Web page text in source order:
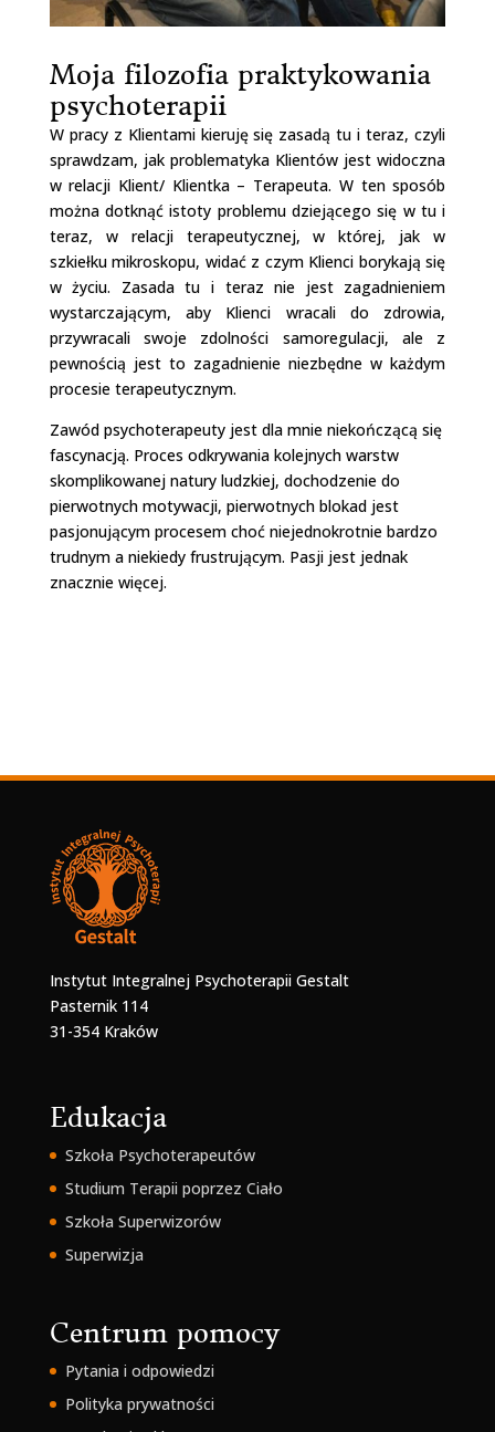
Moja filozofia praktykowania
psychoterapii
W pracy z Klientami kieruję się zasadą tu i teraz, czyli
sprawdzam, jak problematyka Klientów jest widoczna
w relacji Klient/ Klientka – Terapeuta. W ten sposób
można dotknąć istoty problemu dziejącego się w tu i
teraz, w relacji terapeutycznej, w której, jak w
szkiełku mikroskopu, widać z czym Klienci borykają się
w życiu. Zasada tu i teraz nie jest zagadnieniem
wystarczającym, aby Klienci wracali do zdrowia,
przywracali swoje zdolności samoregulacji, ale z
pewnością jest to zagadnienie niezbędne w każdym
procesie terapeutycznym.
Zawód psychoterapeuty jest dla mnie niekończącą się
fascynacją. Proces odkrywania kolejnych warstw
skomplikowanej natury ludzkiej, dochodzenie do
pierwotnych motywacji, pierwotnych blokad jest
pasjonującym procesem choć niejednokrotnie bardzo
trudnym a niekiedy frustrującym. Pasji jest jednak
znacznie więcej.
Instytut Integralnej Psychoterapii Gestalt
Pasternik 114
31-354 Kraków
Edukacja
Szkoła Psychoterapeutów
Studium Terapii poprzez Ciało
Szkoła Superwizorów
Superwizja
Centrum pomocy
Pytania i odpowiedzi
Polityka prywatności